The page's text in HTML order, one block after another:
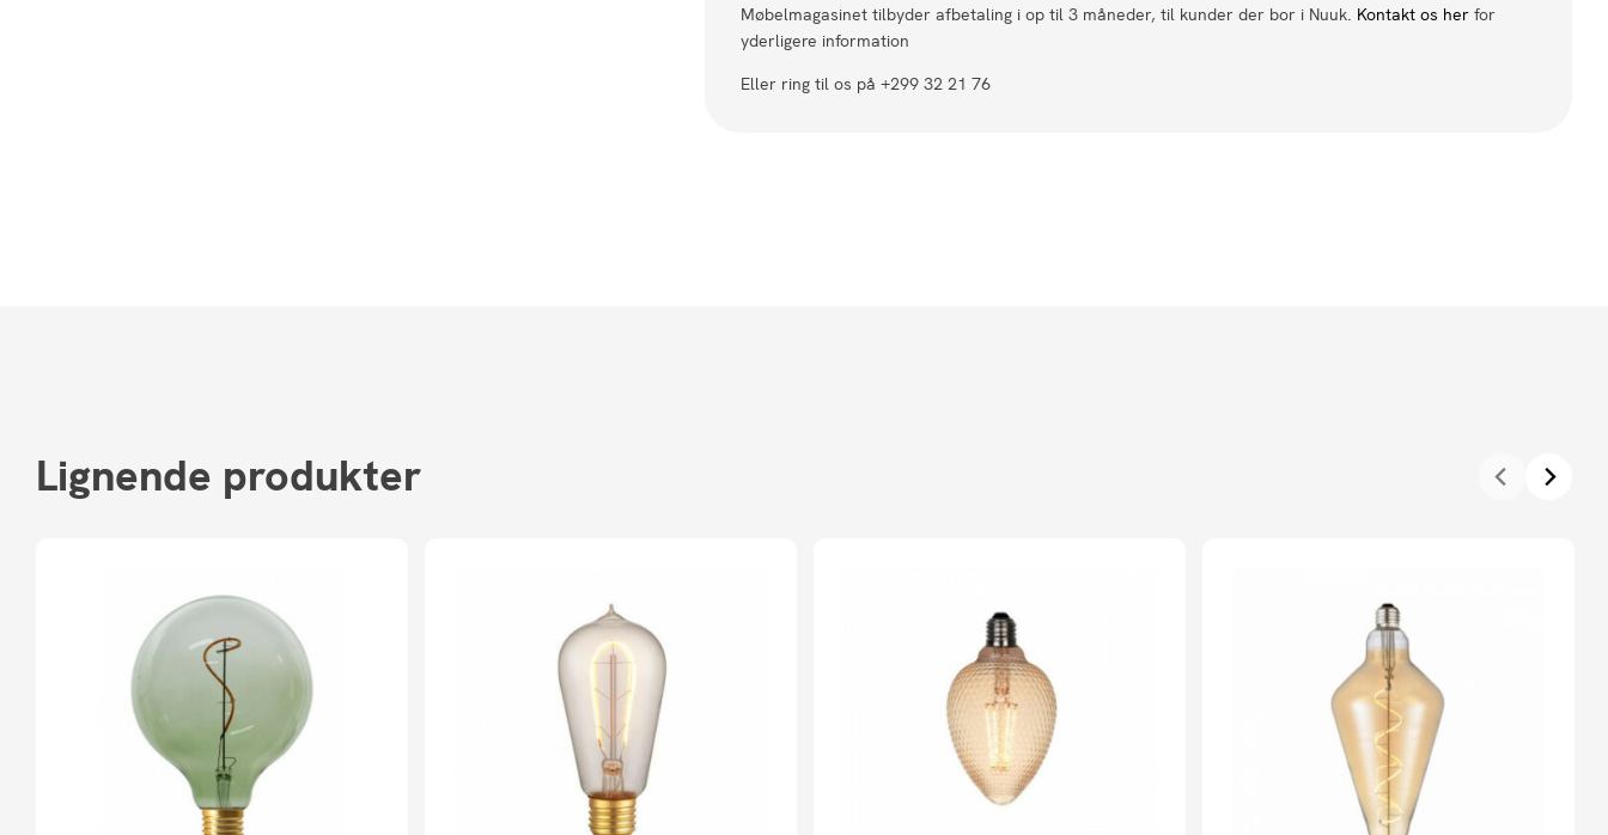
Møbelmagasinet tilbyder afbetaling i op til 3 måneder, til kunder der bor i Nuuk. Kontakt os herfor
yderligere information
Eller ring til os på +299 32 21 76
Lignende produkter